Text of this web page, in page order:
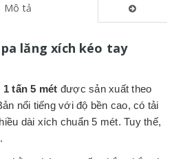
Mô tả
lăng xích kéo tay
tấn 5 mét được sản xuất theo
nổi tiếng với độ bền cao, có tải
dài xích chuẩn 5 mét. Tuy thế,